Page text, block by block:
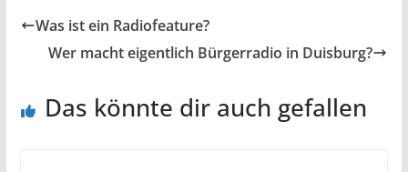
Was ist ein Radiofeature?
Wer macht eigentlich Bürgerradio in Duisburg?
Das könnte dir auch gefallen